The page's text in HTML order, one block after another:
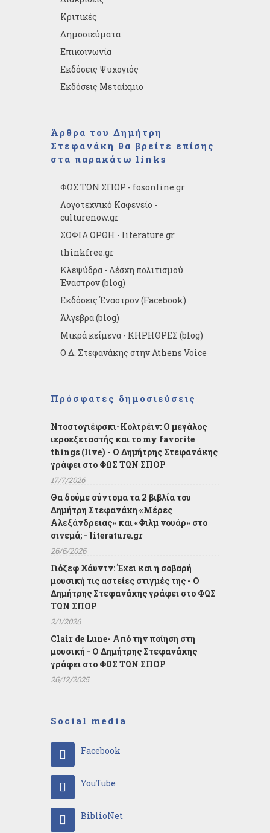
Κριτικές
Δημοσιεύματα
Επικοινωνία
Εκδόσεις Ψυχογιός
Εκδόσεις Μεταίχμιο
Άρθρα του Δημήτρη
Στεφανάκη θα βρείτε επίσης
στα παρακάτω links
ΦΩΣ ΤΩΝ ΣΠΟΡ - fosonline.gr
Λογοτεχνικό Καφενείο -
culturenow.gr
ΣΟΦΙΑ ΟΡΘΗ - literature.gr
thinkfree.gr
Κλεψύδρα - Λέσχη πολιτισμού
Έναστρον (blog)
Εκδόσεις Έναστρον (Facebook)
Άλγεβρα (blog)
Μικρά κείμενα - ΚΗΡΗΘΡΕΣ (blog)
Ο Δ. Στεφανάκης στην Athens Voice
Πρόσφατες δημοσιεύσεις
Ντοστογιέφσκι-Κολτρέιν: Ο μεγάλος
ιεροεξεταστής και το my favorite
things (live) - Ο Δημήτρης Στεφανάκης
γράφει στο ΦΩΣ ΤΩΝ ΣΠΟΡ
17/7/2026
Θα δούμε σύντομα τα 2 βιβλία του
Δημήτρη Στεφανάκη «Μέρες
Αλεξάνδρειας» και «Φιλμ νουάρ» στο
σινεμά; - literature.gr
26/6/2026
Γιόζεφ Χάυντν: Έχει και η σοβαρή
μουσική τις αστείες στιγμές της - Ο
Δημήτρης Στεφανάκης γράφει στο ΦΩΣ
ΤΩΝ ΣΠΟΡ
2/1/2026
Clair de Lune- Από την ποίηση στη
μουσική - Ο Δημήτρης Στεφανάκης
γράφει στο ΦΩΣ ΤΩΝ ΣΠΟΡ
26/12/2025
Social media
Facebook
YouTube
BiblioNet